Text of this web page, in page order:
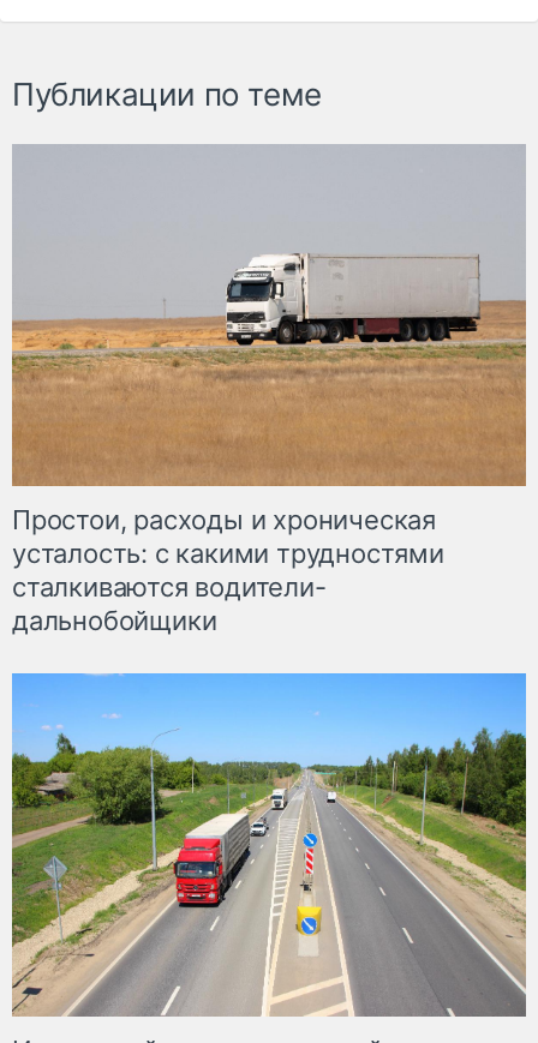
Публикации по теме
Простои, расходы и хроническая
усталость: с какими трудностями
сталкиваются водители-
дальнобойщики